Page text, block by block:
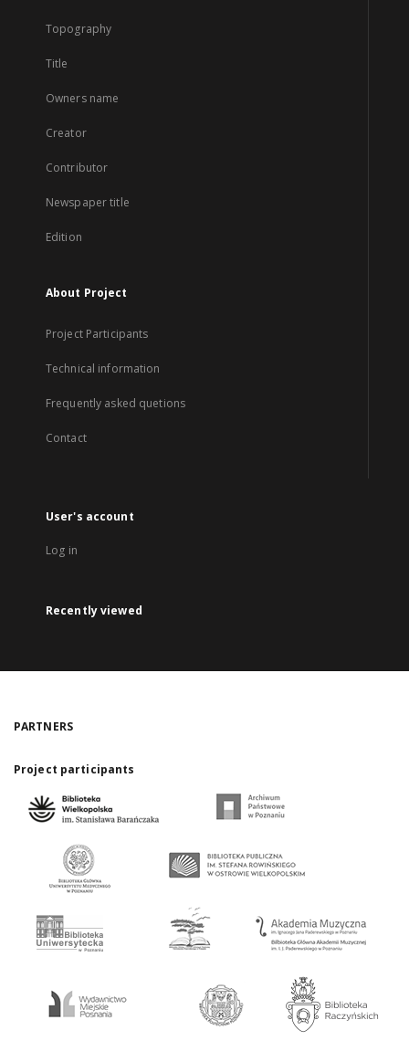
Topography
Title
Owners name
Creator
Contributor
Newspaper title
Edition
About Project
Project Participants
Technical information
Frequently asked quetions
Contact
User's account
Log in
Recently viewed
PARTNERS
Project participants